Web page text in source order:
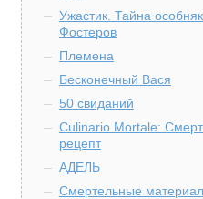
Ужастик. Тайна
Фостеров
Племена
Бесконечный Вася
50 свиданий
Culinario Mortale:
рецепт
АДЕЛЬ
Смертельные